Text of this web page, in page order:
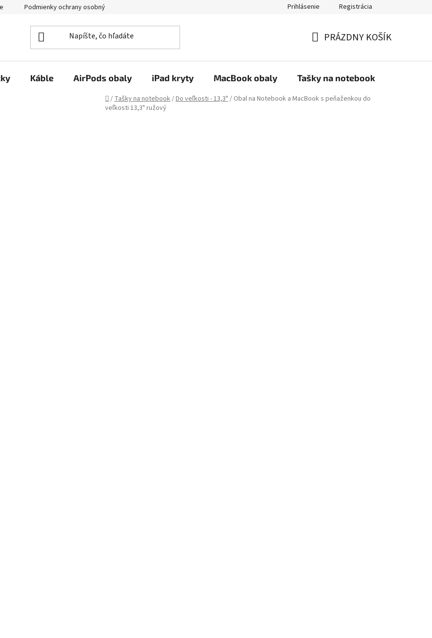
Podmienky ochrany osobných údajov Prihlásenie Registrácia
KOŠÍK
PRÁZDNY KOŠÍK
Káble AirPods obaly iPad kryty MacBook obaly Tašky na notebook
Domov
/Tašky na notebook/Do veľkosti - 13,3"/ Obal na Notebook a MacBook s peňaženkou do
veľkosti 13,3" ružový